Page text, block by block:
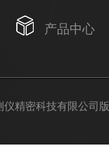
产品中心
仪精密科技有限公司